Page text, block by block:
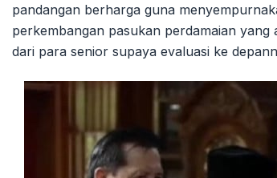
pandangan berharga guna
perkembangan pasukan perdamaian
dari para senior supaya evaluasi ke